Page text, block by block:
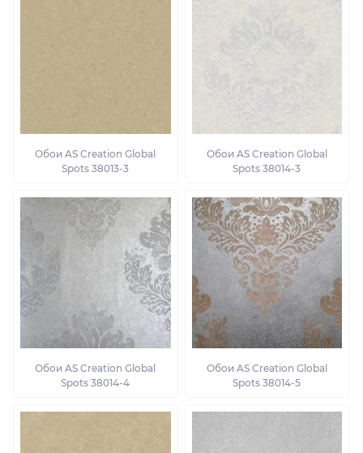
Обои AS Creation Global
Spots 38013-3
Обои AS Creation Global
Spots 38014-3
Обои AS Creation Global
Spots 38014-4
Обои AS Creation Global
Spots 38014-5